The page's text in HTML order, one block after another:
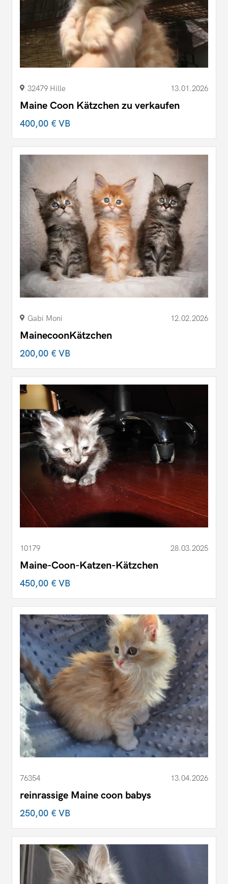
32479 Hille 13.01.2026
Maine Coon Kätzchen zu verkaufen
400,00 €VB
Gabi Moni 12.02.2026
MainecoonKätzchen
200,00 €VB
10179 28.03.2025
Maine-Coon-Katzen-Kätzchen
450,00 €VB
76354 13.04.2026
reinrassige Maine coon babys
250,00 €VB